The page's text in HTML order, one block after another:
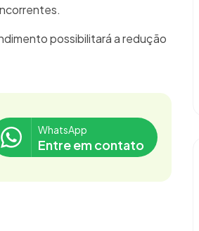
possibilitará a redução
WhatsApp
Entre em contato